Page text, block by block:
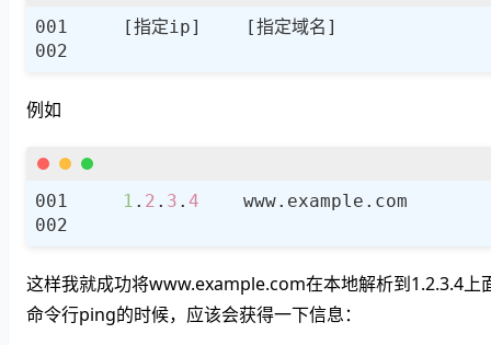
例如
1 . 2 . 3 . 4
这样我就成功将www.example.com在本地解析到1.2.3.4上
命令行ping的时候，应该会获得一下信息：